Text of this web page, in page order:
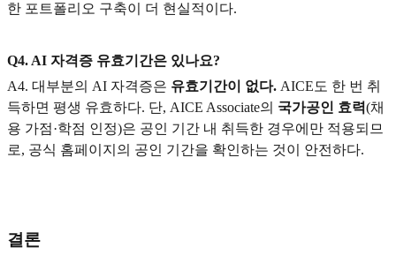
한 포트폴리오 구축이 더 현실적이다.
Q4. AI 자격증 유효기간은 있나요?
A4. 대부분의 AI 자격증은 유효기간이 없다. AICE도 한 번 취
득하면 평생 유효하다. 단, AICE Associate의 국가공인 효력(채
용 가점·학점 인정)은 공인 기간 내 취득한 경우에만 적용되므
로, 공식 홈페이지의 공인 기간을 확인하는 것이 안전하다.
결론